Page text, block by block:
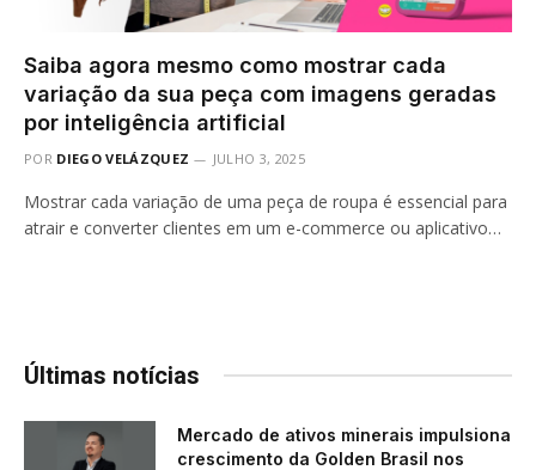
Saiba agora mesmo como mostrar cada
variação da sua peça com imagens geradas
por inteligência artificial
POR DIEGO VELÁZQUEZ JULHO 3, 2025
Mostrar cada variação de uma peça de roupa é essencial para
atrair e converter clientes em um e-commerce ou aplicativo…
Últimas notícias
Mercado de ativos minerais impulsiona
crescimento da Golden Brasil nos